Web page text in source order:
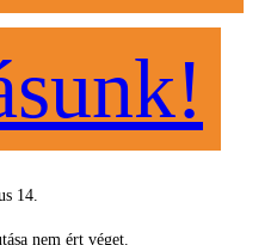
14.
nem ért véget.